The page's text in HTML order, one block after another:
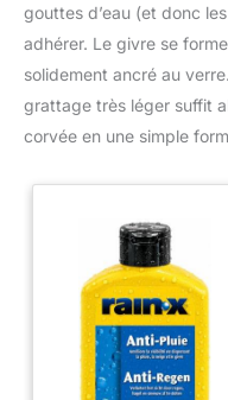
gouttes d’eau (et donc
adhérer. Le givre se
solidement ancré au
grattage très léger suffit
corvée en une simple